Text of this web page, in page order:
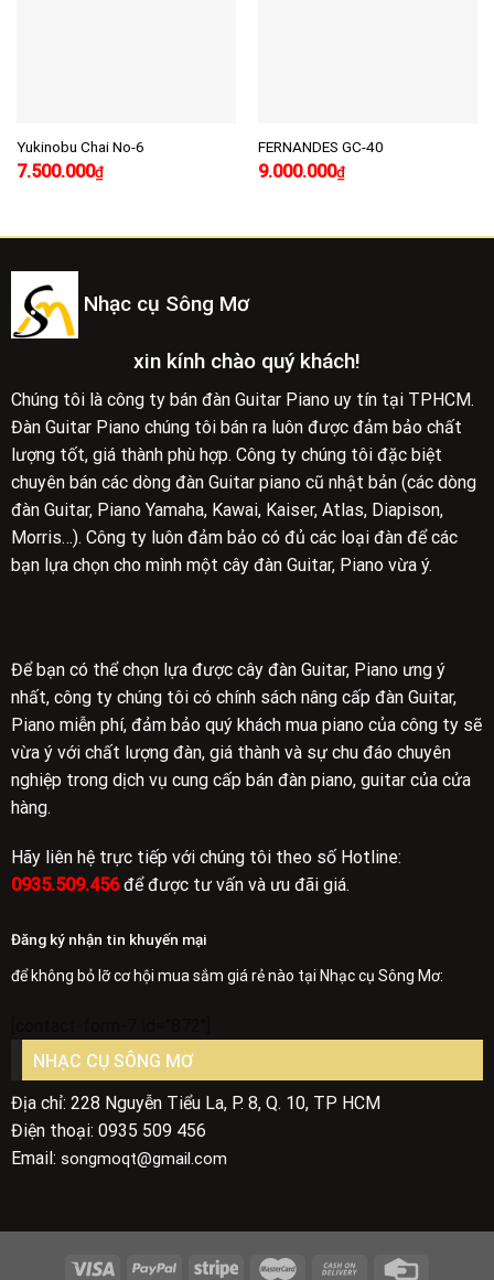
Yukinobu Chai No-6
Giá
7.500.000₫Giá
hiện
7.500.000₫.
FERNANDES GC-40
Giá
9.000.000₫Giá
hiện
9.000.000₫.
Nhạc cụ Sông Mơ
xin kính chào quý khách!
Chúng tôi là công ty bán đàn Guitar Piano uy tín tại TPHCM.
Đàn Guitar Piano chúng tôi bán ra luôn được đảm bảo chất
lượng tốt, giá thành phù hợp. Công ty chúng tôi đặc biệt
chuyên bán các dòng đàn Guitar piano cũ nhật bản (các dòng
đàn Guitar, Piano Yamaha, Kawai, Kaiser, Atlas, Diapison,
Morris…). Công ty luôn đảm bảo có đủ các loại đàn để các
bạn lựa chọn cho mình một cây đàn Guitar, Piano vừa ý.
Để bạn có thể chọn lựa được cây đàn Guitar, Piano ưng ý
nhất, công ty chúng tôi có chính sách nâng cấp đàn Guitar,
Piano miễn phí, đảm bảo quý khách mua piano của công ty sẽ
vừa ý với chất lượng đàn, giá thành và sự chu đáo chuyên
nghiệp trong dịch vụ cung cấp bán đàn piano, guitar của cửa
hàng.
Hãy liên hệ trực tiếp với chúng tôi theo số Hotline:
0935.509.456để được tư vấn và ưu đãi giá.
Đăng ký nhận tin khuyến mại
để không bỏ lỡ cơ hội mua sắm giá rẻ nào tại Nhạc cụ Sông Mơ:
NHẠC CỤ SÔNG MƠ
Địa chỉ: 228 Nguyễn Tiểu La, P. 8, Q. 10, TP HCM
Điện thoại: 0935 509 456
Email: songmoqt@gmail.com